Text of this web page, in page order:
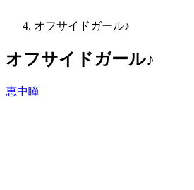
オフサイドガール♪
オフサイドガール♪
恵中瞳